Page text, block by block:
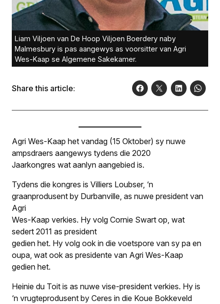
Liam Viljoen van De Hoop Viljoen Boerdery naby
Malmesbury is pas aangewys as voorsitter van Agri
Wes-Kaap se Algemene Sakekamer.
Share this article:
Agri Wes-Kaap het vandag (15 Oktober) sy nuwe
ampsdraers aangewys tydens die 2020
Jaarkongres wat aanlyn aangebied is.
Tydens die kongres is Villiers Loubser, ‘n
graanprodusent by Durbanville, as nuwe president van
Agri
Wes-Kaap verkies. Hy volg Cornie Swart op, wat
sedert 2011 as president
gedien het. Hy volg ook in die voetspore van sy pa en
oupa, wat ook as presidente van Agri Wes-Kaap
gedien het.
Heinie du Toit is as nuwe vise-president verkies. Hy is
‘n vrugteprodusent by Ceres in die Koue Bokkeveld